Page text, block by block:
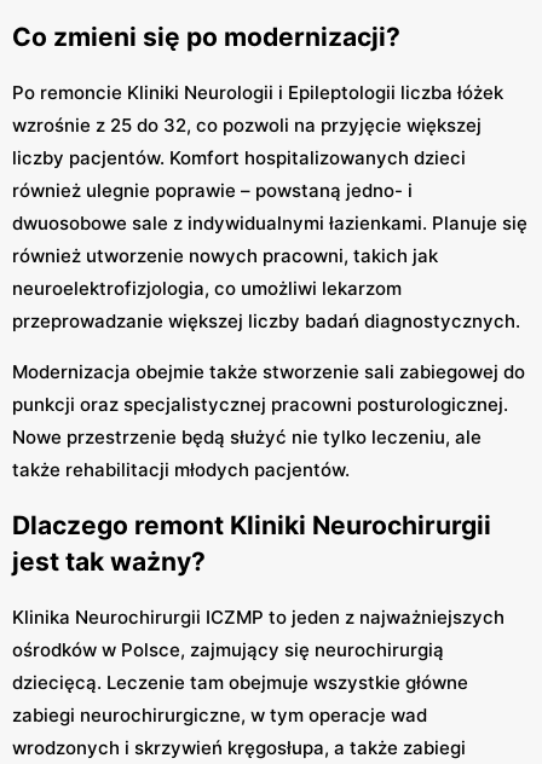
Co zmieni się po modernizacji?
Po remoncie Kliniki Neurologii i Epileptologii liczba łóżek
wzrośnie z 25 do 32, co pozwoli na przyjęcie większej
liczby pacjentów. Komfort hospitalizowanych dzieci
również ulegnie poprawie – powstaną jedno- i
dwuosobowe sale z indywidualnymi łazienkami. Planuje się
również utworzenie nowych pracowni, takich jak
neuroelektrofizjologia, co umożliwi lekarzom
przeprowadzanie większej liczby badań diagnostycznych.
Modernizacja obejmie także stworzenie sali zabiegowej do
punkcji oraz specjalistycznej pracowni posturologicznej.
Nowe przestrzenie będą służyć nie tylko leczeniu, ale
także rehabilitacji młodych pacjentów.
Dlaczego remont Kliniki Neurochirurgii
jest tak ważny?
Klinika Neurochirurgii ICZMP to jeden z najważniejszych
ośrodków w Polsce, zajmujący się neurochirurgią
dziecięcą. Leczenie tam obejmuje wszystkie główne
zabiegi neurochirurgiczne, w tym operacje wad
wrodzonych i skrzywień kręgosłupa, a także zabiegi